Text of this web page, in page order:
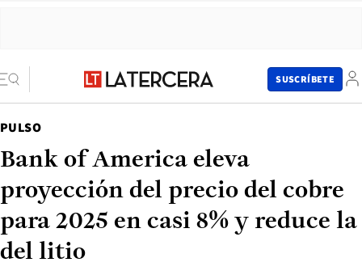
SUSCRÍBETE
PULSO
Bank of America eleva
proyección del precio del cobre
para 2025 en casi 8% y reduce la
del litio